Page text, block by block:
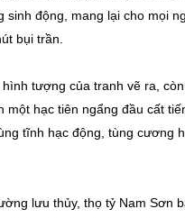
sinh động, mang lại cho mọi
bụi trần.
tượng của tranh vẽ ra,
hạc tiên ngẩng đầu cất
tĩnh hạc động, tùng cương
lưu thủy, thọ tỷ Nam Sơn